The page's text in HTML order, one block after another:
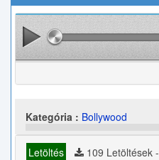
Kategória : Bollywood
Letöltés 109 Letöltések -